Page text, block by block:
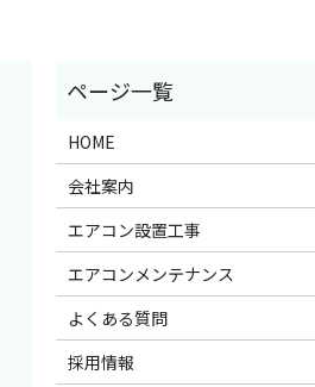
HOME
会社案内
エアコン設置工事
エアコンメンテナンス
よくある質問
採用情報